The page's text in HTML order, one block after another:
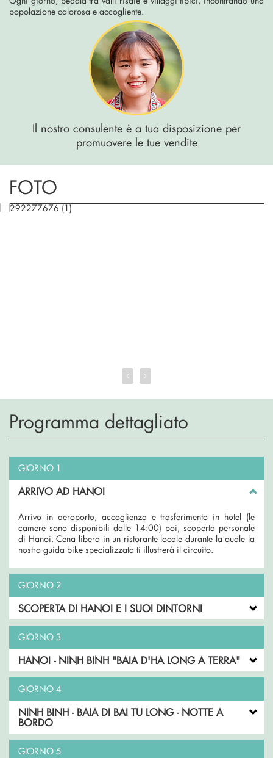
popolazione calorosa e accogliente.
Il nostro consulente è a tua disposizione per
promuovere le tue vendite
FOTO
Programma dettagliato
GIORNO 1
ARRIVO AD HANOI
Arrivo in aeroporto, accoglienza e trasferimento in hotel (le
camere sono disponibili dalle 14:00) poi, scoperta personale
di Hanoi. Cena libera in un ristorante locale durante la quale la
nostra guida bike specializzata ti illustrerà il circuito.
GIORNO 2
SCOPERTA DI HANOI E I SUOI DINTORNI
GIORNO 3
HANOI - NINH BINH "BAIA D'HA LONG A TERRA"
GIORNO 4
NINH BINH - BAIA DI BAI TU LONG - NOTTE A
BORDO
GIORNO 5